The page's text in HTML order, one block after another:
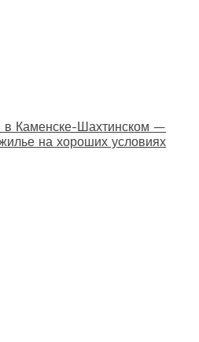
в Каменске-Шахтинском —
на хороших условиях